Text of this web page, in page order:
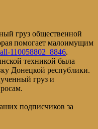
груз общественной
помогает малоимущим
110058802_8846.
техникой была
Донецкой республики.
груз и
подписчиков за